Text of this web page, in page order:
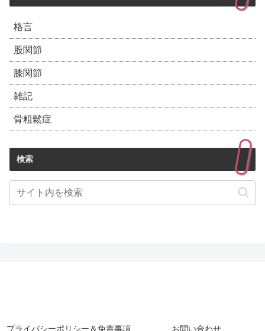
格言
股関節
膝関節
雑記
骨粗鬆症
検索
プライバシーポリシー＆免責事項 お問い合わせ